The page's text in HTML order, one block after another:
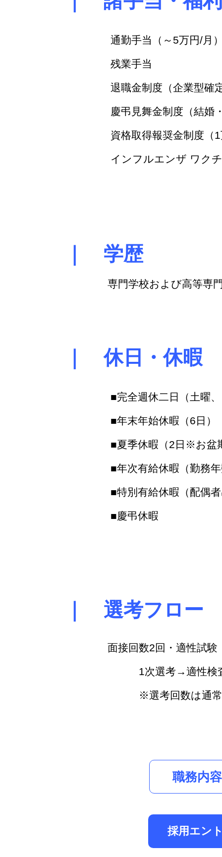
通勤手当（～5万円/月
残業手当
退職金制度（企業型確
慶弔見舞金制度（結婚
資格取得報奨金制度（
インフルエンザ ワク
｜ 学歴
専門学校および高等専
｜ 休日・休暇
■完全週休二日（土曜
■年末年始休暇（6日）
■夏季休暇（2日※お盆
■年次有給休暇（勤務
■特別有給休暇（配偶
■慶弔休暇
職務内
｜ 選考フロー
面接回数2回・適性試験
1次選考→適性検
※選考回数は通常2
採用エン